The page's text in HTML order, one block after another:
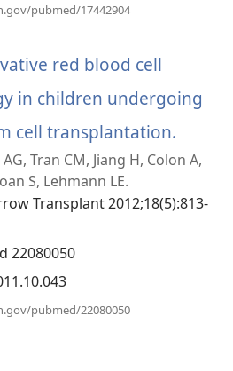
pubmed/17442904
နေ
ပါ
တယ်)
red blood cell
in children undergoing
cell transplantation.
အသစ်
ဖွ
Tran CM, Jiang H, Colon A,
S, Lehmann LE.
Transplant 2012;18(5):813-
22080050
pubmed/22080050